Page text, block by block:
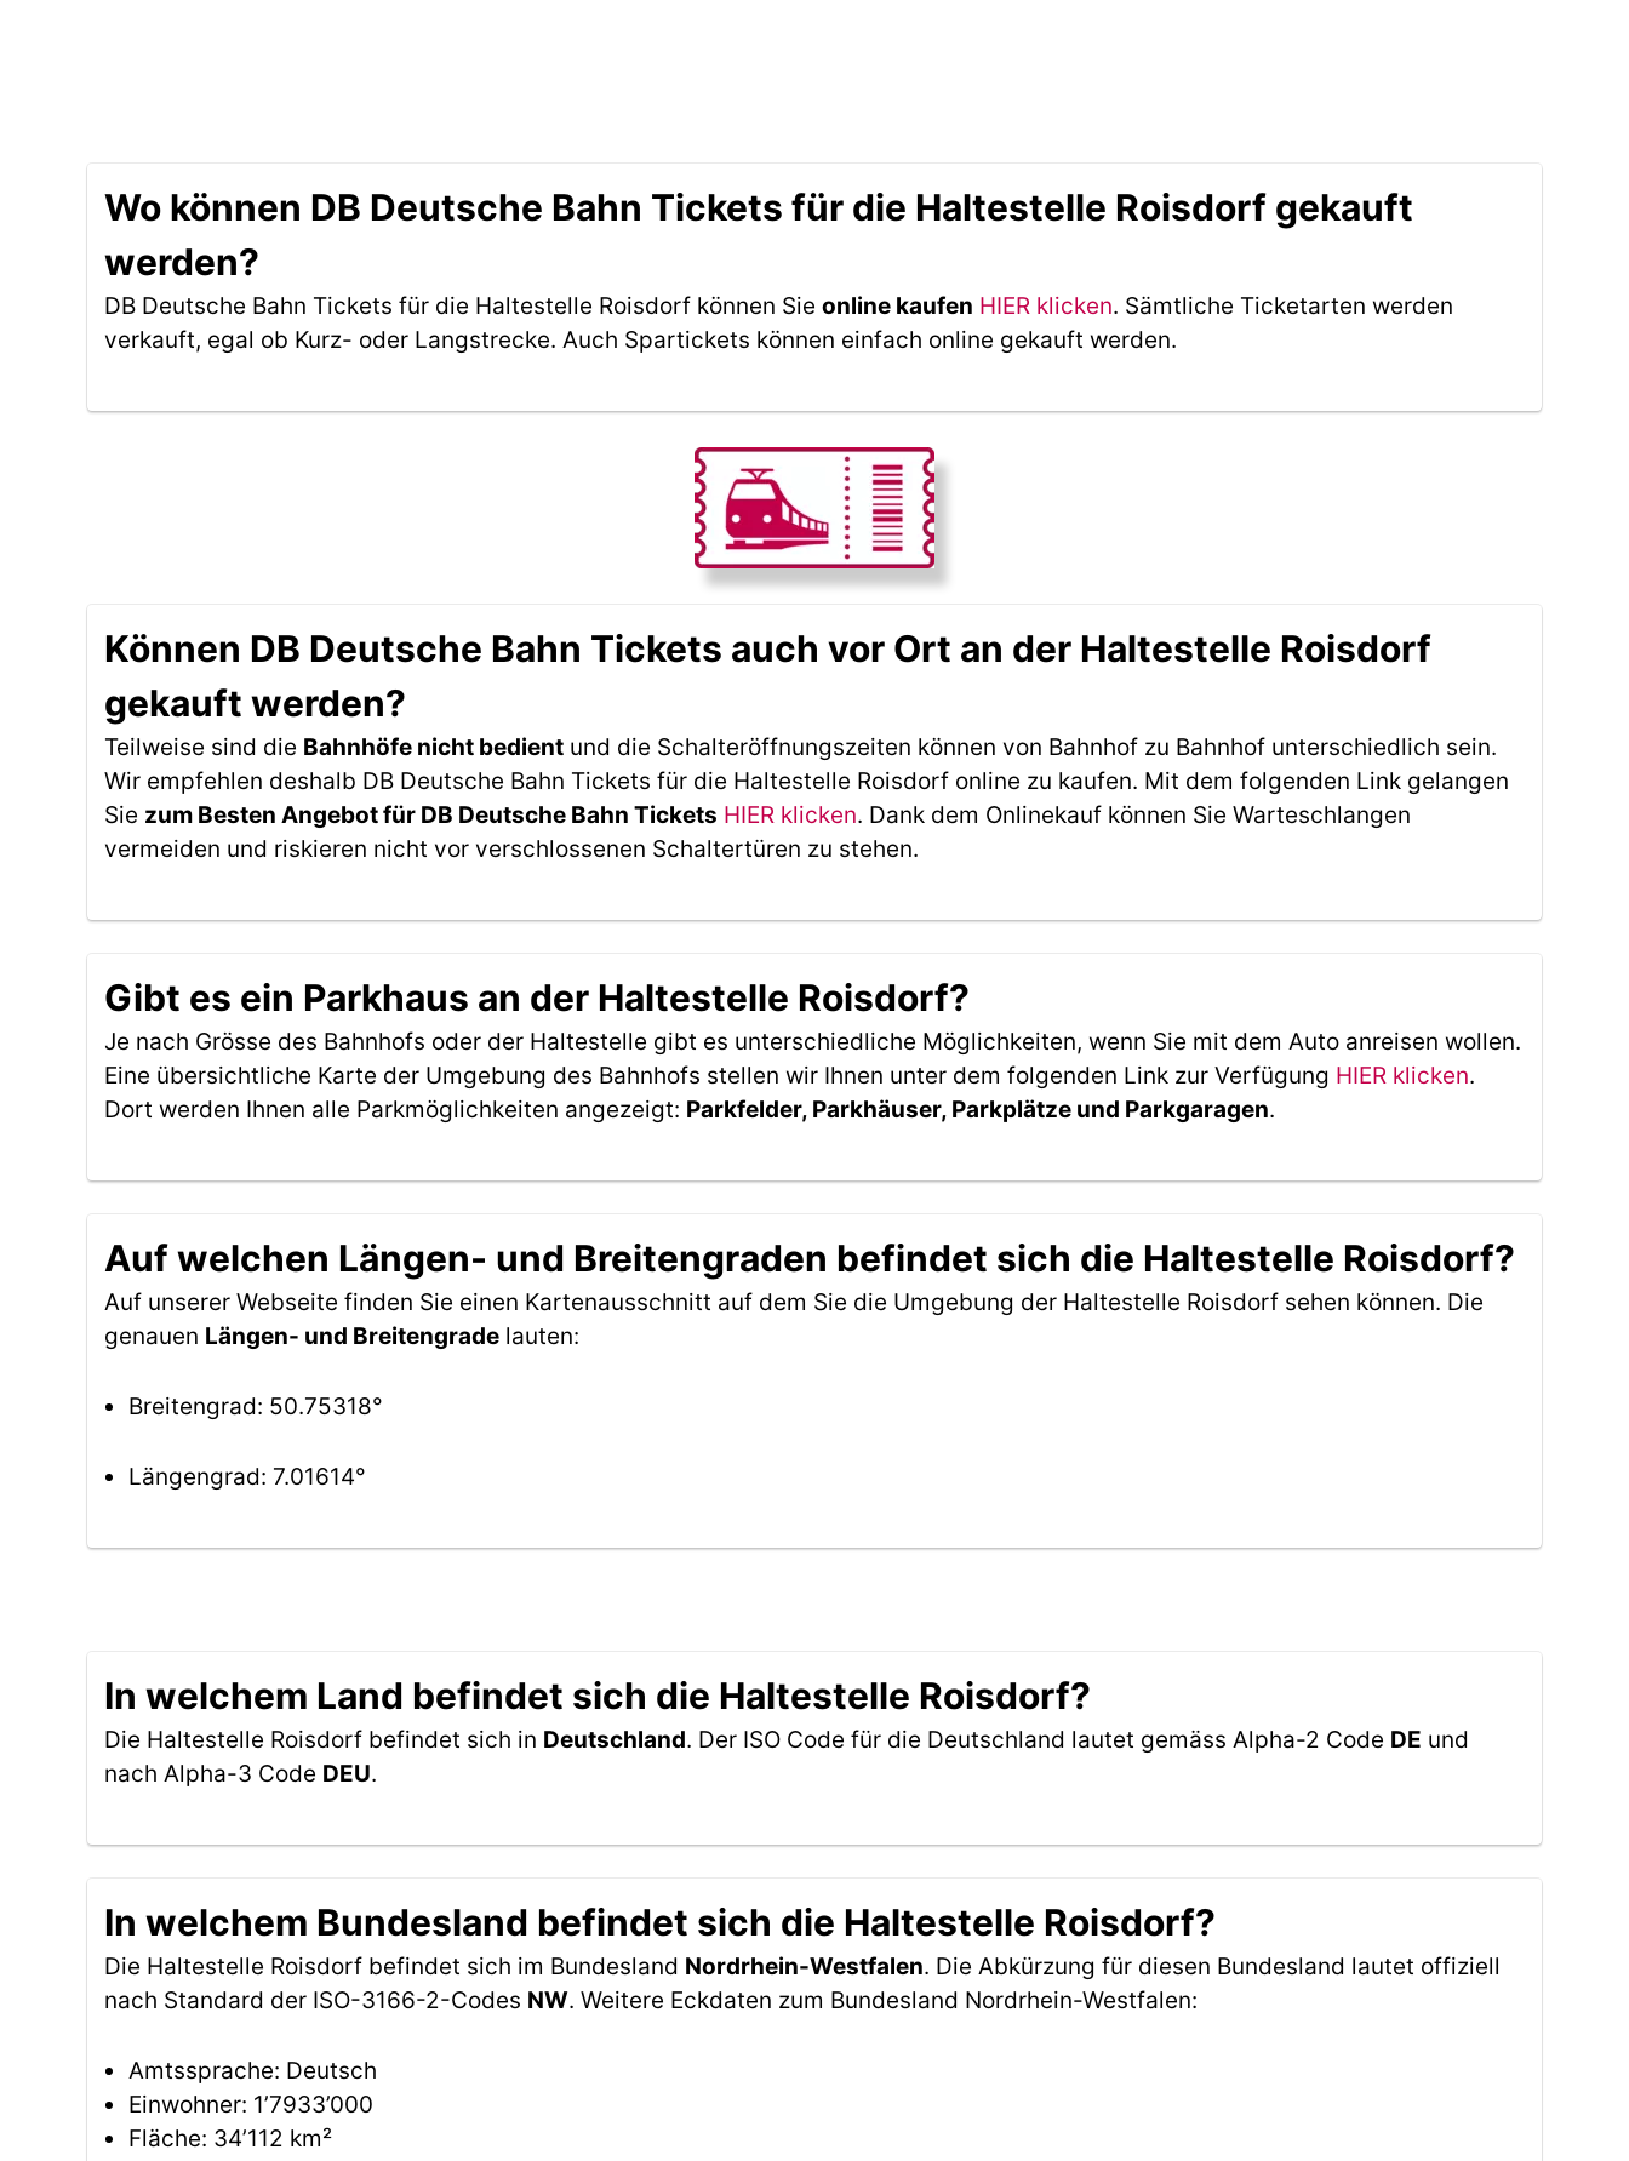
Wo können DB Deutsche Bahn Tickets für die Haltestelle Roisdorf gekauft
werden?
DB Deutsche Bahn Tickets für die Haltestelle Roisdorf können Sie online kaufen HIER klicken. Sämtliche Ticketarten werden
verkauft, egal ob Kurz- oder Langstrecke. Auch Spartickets können einfach online gekauft werden.
Können DB Deutsche Bahn Tickets auch vor Ort an der Haltestelle Roisdorf
gekauft werden?
Teilweise sind die Bahnhöfe nicht bedient und die Schalteröffnungszeiten können von Bahnhof zu Bahnhof unterschiedlich sein.
Wir empfehlen deshalb DB Deutsche Bahn Tickets für die Haltestelle Roisdorf online zu kaufen. Mit dem folgenden Link gelangen
Sie zum Besten Angebot für DB Deutsche Bahn Tickets HIER klicken. Dank dem Onlinekauf können Sie Warteschlangen
vermeiden und riskieren nicht vor verschlossenen Schaltertüren zu stehen.
Gibt es ein Parkhaus an der Haltestelle Roisdorf?
Je nach Grösse des Bahnhofs oder der Haltestelle gibt es unterschiedliche Möglichkeiten, wenn Sie mit dem Auto anreisen wollen.
Eine übersichtliche Karte der Umgebung des Bahnhofs stellen wir Ihnen unter dem folgenden Link zur Verfügung HIER klicken.
Dort werden Ihnen alle Parkmöglichkeiten angezeigt: Parkfelder, Parkhäuser, Parkplätze und Parkgaragen.
Auf welchen Längen- und Breitengraden befindet sich die Haltestelle Roisdorf?
Auf unserer Webseite finden Sie einen Kartenausschnitt auf dem Sie die Umgebung der Haltestelle Roisdorf sehen können. Die
genauen Längen- und Breitengrade lauten:
Breitengrad: 50.75318°
Längengrad: 7.01614°
In welchem Land befindet sich die Haltestelle Roisdorf?
Die Haltestelle Roisdorf befindet sich in Deutschland. Der ISO Code für die Deutschland lautet gemäss Alpha-2 Code DE und
nach Alpha-3 Code DEU.
In welchem Bundesland befindet sich die Haltestelle Roisdorf?
Die Haltestelle Roisdorf befindet sich im Bundesland Nordrhein-Westfalen. Die Abkürzung für diesen Bundesland lautet offiziell
nach Standard der ISO-3166-2-Codes NW. Weitere Eckdaten zum Bundesland Nordrhein-Westfalen:
Amtssprache: Deutsch
Einwohner: 1’7933’000
Fläche: 34’112 km²